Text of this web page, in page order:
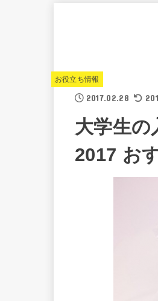
お役立ち情報
2017.02.28
大学生の
2017 お